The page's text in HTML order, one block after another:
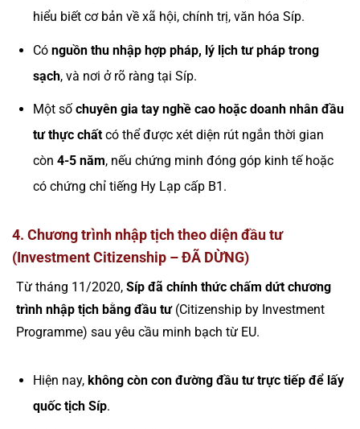
hiểu biết cơ bản về xã hội, chính trị, văn hóa Síp.
Có nguồn thu nhập hợp pháp, lý lịch tư pháp trong
sạch, và nơi ở rõ ràng tại Síp.
Một số chuyên gia tay nghề cao hoặc doanh nhân đầu
tư thực chấtcó thể được xét diện rút ngắn thời gian
còn 4-5 năm, nếu chứng minh đóng góp kinh tế hoặc
có chứng chỉ tiếng Hy Lạp cấp B1.
4. Chương trình nhập tịch theo diện đầu tư
(Investment Citizenship – ĐÃ DỪNG)
Từ tháng 11/2020, Síp đã chính thức chấm dứt chương
trình nhập tịch bằng đầu tư(Citizenship by Investment
Programme) sau yêu cầu minh bạch từ EU.
Hiện nay, không còn con đường đầu tư trực tiếp để lấy
quốc tịch Síp.